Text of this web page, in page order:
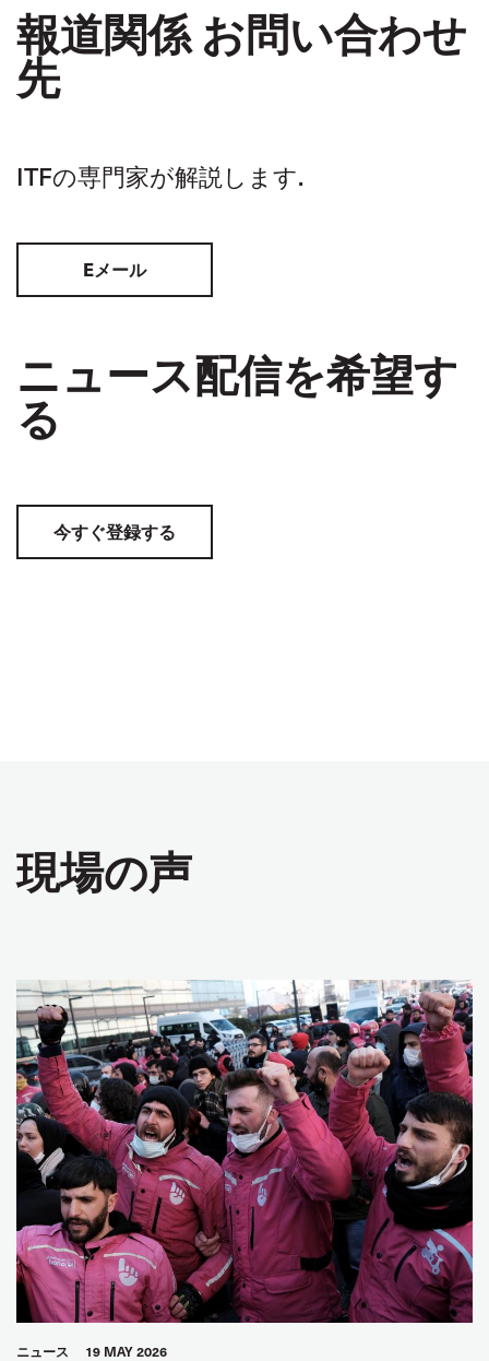
報道関係 お問い合わせ
先
ITFの専門家が解説します.
Eメール
ニュース配信を希望す
る
今すぐ登録する
現場の声
ニュース 19 MAY 2026